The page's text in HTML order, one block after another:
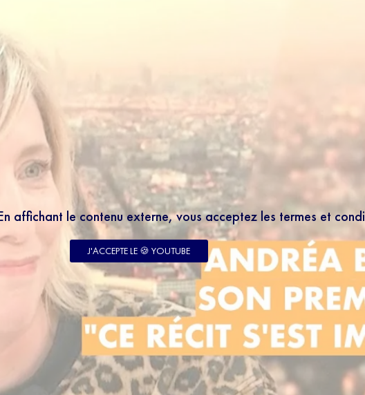
affichant le contenu externe, vous acceptez les termes et
J'ACCEPTE LE 🍪 YOUTUBE